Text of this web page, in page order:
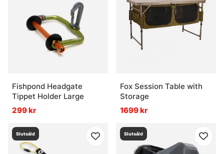
Fishpond Headgate
Tippet Holder Large
299 kr
Fox Session Table with
Storage
1699 kr
Slutsåld Slutsåld